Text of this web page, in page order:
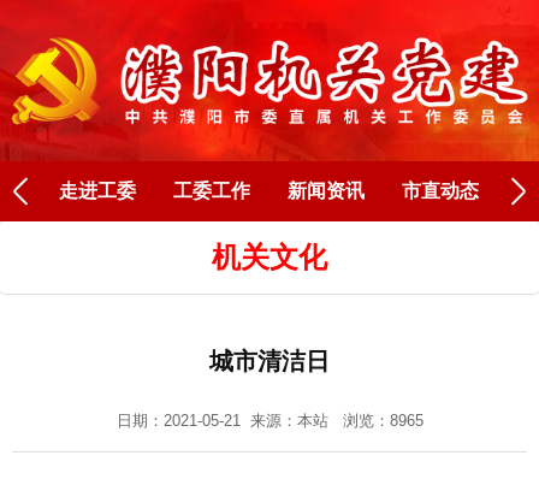
走进工委 工委工作 新闻资讯 市直动态 人
机关文化
城市清洁日
日期：2021-05-21 来源： 本站浏览：8965